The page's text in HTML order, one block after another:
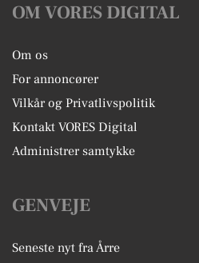
OM VORES DIGITAL
Om os
For annoncører
Vilkår og Privatlivspolitik
Kontakt VORES Digital
Administrer samtykke
GENVEJE
Seneste nyt fra Årre